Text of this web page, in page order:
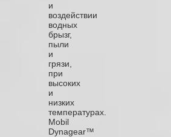
и
воздействии
водных
брызг,
пыли
и
грязи,
при
высоких
и
низких
температурах.
Mobil
Dynagear™